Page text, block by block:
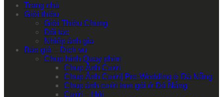
Trang chủ
Giới thiệu
Giới Thiệu Chung
Đối tác
Nhiếp ảnh gia
Báo giá – Dịch vụ
Chụp hình Quay phim
Chụp Ảnh Cưới
Chụp Ảnh Cưới| Pre-Wedding ở Đà Nẵng
Chụp ảnh cưới trọn gói ở Đà Nẵng
Cưới – Hỏi